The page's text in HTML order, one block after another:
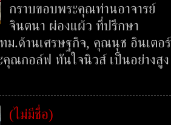
กราบขอบพระคุณท่านอาจารย์
จินตนา ผ่องแผ้ว ที่ปรึกษา
ม.ด้านเศรษฐกิจ, คุณนุช อินเตอร์
คุณกอล์ฟ ทันใจนิวส์ เป็นอย่างสูง
(ไม่มีชื่อ)